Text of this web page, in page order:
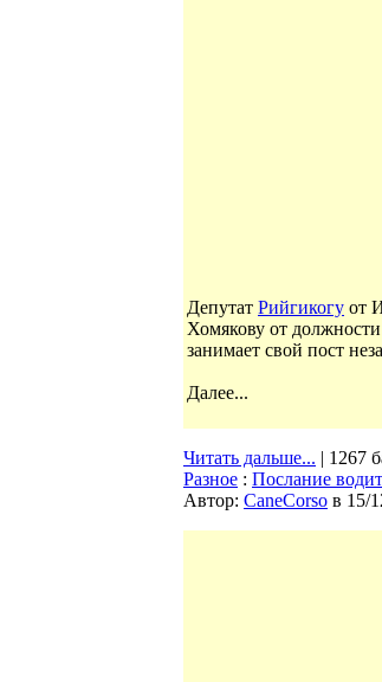
Депутат Рийгикогу от
Хомякову от
занимает свой пост
Далее...
Читать дальше... | 1267
Разное : Послание
Автор: CaneCorso в 15/